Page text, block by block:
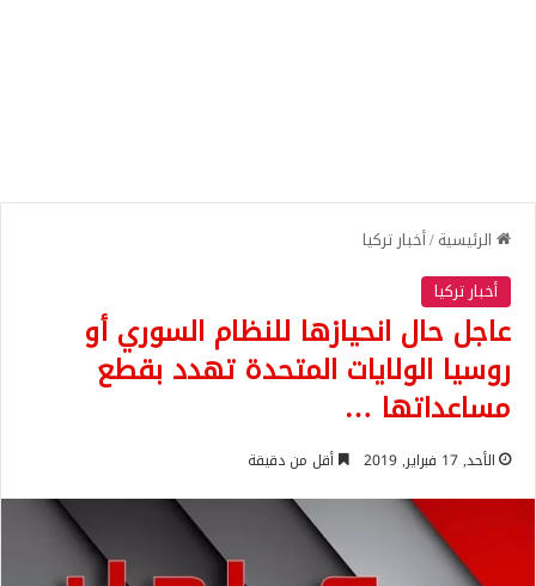
الرئيسية/أخبار تركيا
أخبار تركيا
عاجل حال انحيازها للنظام السوري أو
روسيا الولايات المتحدة تهدد بقطع
مساعداتها …
الأحد, 17 فبراير, 2019 أقل من دقيقة